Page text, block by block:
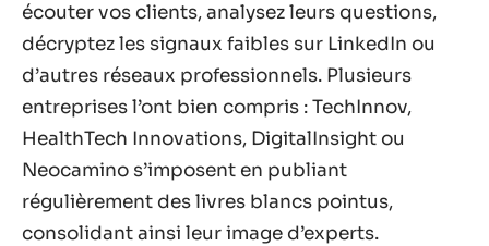
écouter vos clients, analysez leurs questions,
décryptez les signaux faibles sur LinkedIn ou
d’autres réseaux professionnels. Plusieurs
entreprises l’ont bien compris : TechInnov,
HealthTech Innovations, DigitalInsight ou
Neocamino s’imposent en publiant
régulièrement des livres blancs pointus,
consolidant ainsi leur image d’experts.